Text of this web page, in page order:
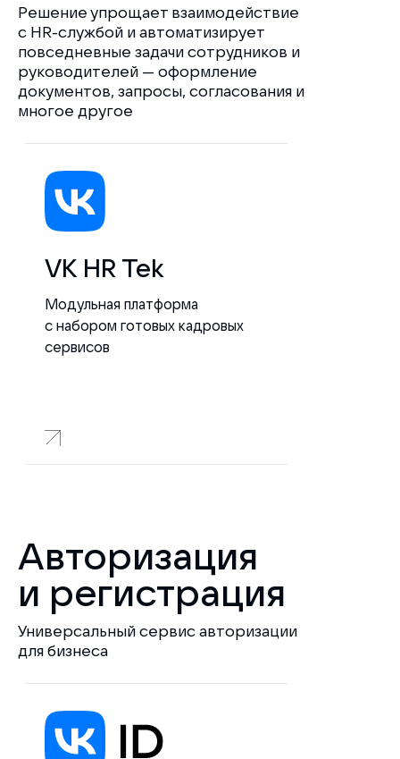
Решение упрощает взаимодействие
с HR-службой и автоматизирует
повседневные задачи сотрудников и
руководителей — оформление
документов, запросы, согласования и
многое другое
VK HR Tek
Модульная платформа
с набором готовых кадровых
сервисов
Авторизация
и регистрация
Универсальный сервис авторизации
для бизнеса